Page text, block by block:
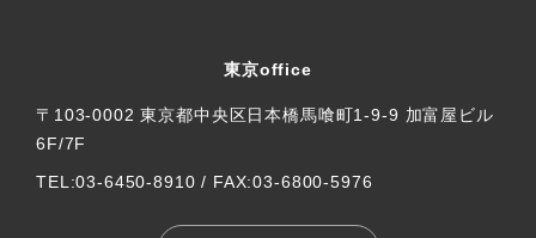
東京office
〒103-0002 東京都中央区日本橋馬喰町1-9-9 加富屋ビル
6F/7F
TEL:03-6450-8910 / FAX:03-6800-5976